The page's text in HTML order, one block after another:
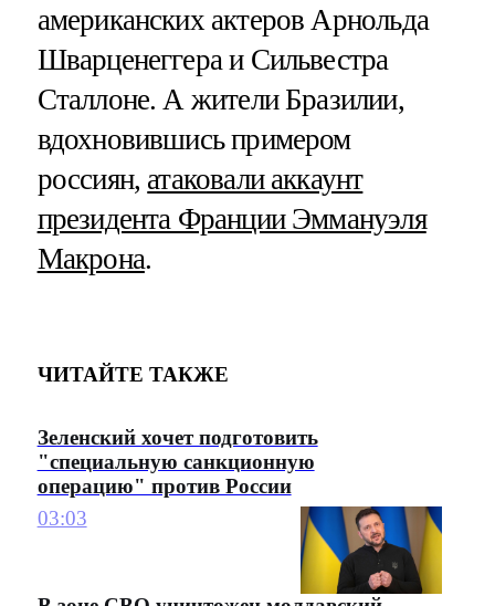
американских актеров Арнольда
Шварценеггера и Сильвестра
Сталлоне. А жители Бразилии,
вдохновившись примером
россиян, атаковали аккаунт
президента Франции Эммануэля
Макрона.
ЧИТАЙТЕ ТАКЖЕ
Зеленский хочет подготовить
"специальную санкционную
операцию" против России
03:03